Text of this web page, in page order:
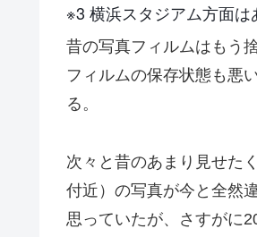
※3 横浜スタジアム方面は
昔の写真フィルムはもう
フィルムの保存状態も悪
る。
次々と昔のあまり見せた
付近）の写真が今と全然
思っていたが、さすがに